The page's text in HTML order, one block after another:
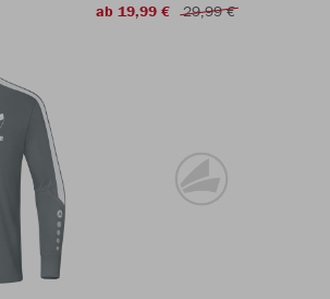
ab 19,99 €
29,99 €